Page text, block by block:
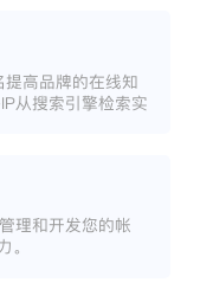
高品牌的在线知
从搜索引擎检索实
理和开发您的帐